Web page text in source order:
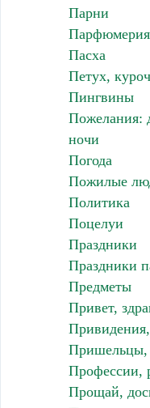
Парни
Пасха
Петух,
Пингвины
Пожелания:
ночи
Погода
Пожилые
Политика
Поцелуи
Праздники
Праздники
Предметы
Привет,
Пришельцы,
Профессии,
Прощай,